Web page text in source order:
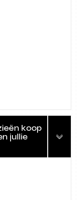
koop
jullie